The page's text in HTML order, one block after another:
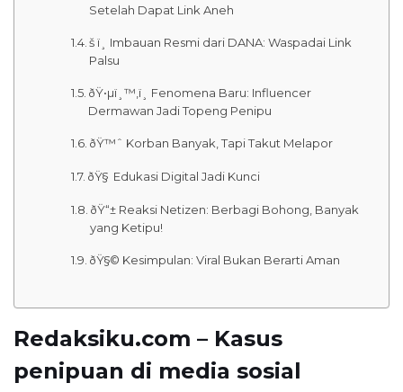
Setelah Dapat Link Aneh
š ï¸ Imbauan Resmi dari DANA: Waspadai Link
Palsu
ðŸ•µï¸™‚ï¸ Fenomena Baru: Influencer
Dermawan Jadi Topeng Penipu
ðŸ™ˆ Korban Banyak, Tapi Takut Melapor
ðŸ§ Edukasi Digital Jadi Kunci
ðŸ“± Reaksi Netizen: Berbagi Bohong, Banyak
yang Ketipu!
ðŸ§© Kesimpulan: Viral Bukan Berarti Aman
Redaksiku.com – Kasus
penipuan di media sosial